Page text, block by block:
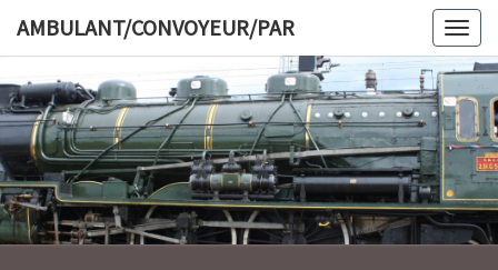
content
AMBULANT/CONVOYEUR/PAR